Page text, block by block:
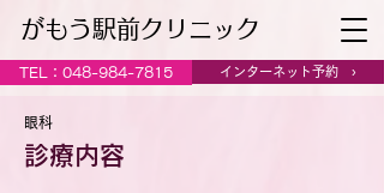
がもう駅前クリニック
TEL：048-984-7815 インターネット予約 ›
眼科
診療内容